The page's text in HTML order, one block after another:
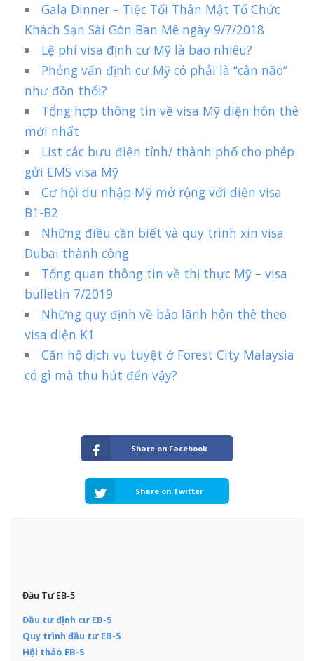
Gala Dinner – Tiệc Tối Thân Mật Tổ Chức
Khách Sạn Sài Gòn Ban Mê ngày 9/7/2018
Lệ phí visa định cư Mỹ là bao nhiêu?
Phỏng vấn định cư Mỹ có phải là “cân não”
như đồn thổi?
Tổng hợp thông tin về visa Mỹ diện hôn thê
mới nhất
List các bưu điện tỉnh/ thành phố cho phép
gửi EMS visa Mỹ
Cơ hội du nhập Mỹ mở rộng với diện visa
B1-B2
Những điều cần biết và quy trình xin visa
Dubai thành công
Tổng quan thông tin về thị thực Mỹ – visa
bulletin 7/2019
Những quy định về bảo lãnh hôn thê theo
visa diện K1
Căn hộ dịch vụ tuyệt ở Forest City Malaysia
có gì mà thu hút đến vậy?
Share on Facebook
Share on Twitter
Đầu Tư EB-5
Đầu tư định cư EB-5
Quy trình đầu tư EB-5
Hội thảo EB-5